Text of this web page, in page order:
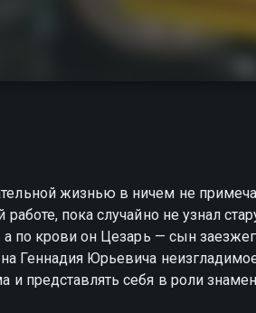
жизнью в ничем не
пока случайно не узнал
по крови он Цезарь — сын
Геннадия Юрьевича
и представлять себя в роли
метаморфоза позволяет